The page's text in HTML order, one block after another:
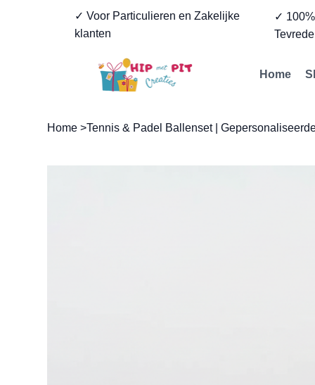
✓ Voor Particulieren en Zakelijke
klanten
✓ 100%
Home
Home >Tennis & Padel Ballenset |